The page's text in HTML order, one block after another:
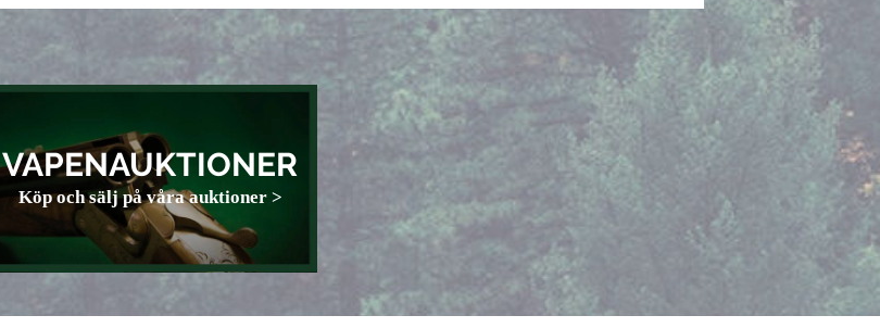
VAPENAUKTIONER
Köp och sälj på våra auktioner >